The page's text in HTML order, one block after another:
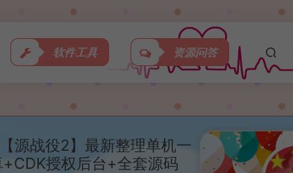
软件工具 资源问答
源战役2】最新整理单机一
授权后台+全套源码